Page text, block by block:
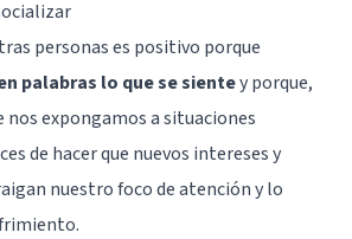
personas es positivo porque
palabras lo que se sientey porque,
nos expongamos a situaciones
de hacer que nuevos intereses y
nuestro foco de atención y lo